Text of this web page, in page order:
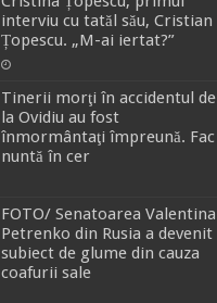
interviu cu tatăl său, Cristian
Țopescu. „M-ai iertat?”
Tinerii morţi în accidentul de
la Ovidiu au fost
înmormântaţi împreună. Fac
nuntă în cer
FOTO/ Senatoarea Valentina
Petrenko din Rusia a devenit
subiect de glume din cauza
coafurii sale